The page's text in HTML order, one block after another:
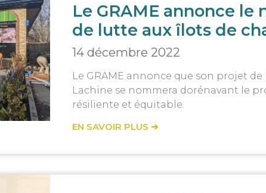
Le GRAME annonce
de lutte aux îlots de
14 décembre 2022
Le GRAME annonce que son projet
Lachine se nommera dorénavant le
résiliente et équitable.
EN SAVOIR PLUS ➔